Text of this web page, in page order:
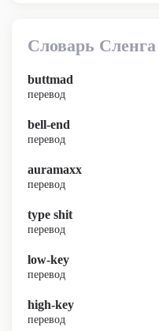
Словарь Сленга
buttmad
перевод
bell-end
перевод
auramaxx
перевод
type shit
перевод
low-key
перевод
high-key
перевод